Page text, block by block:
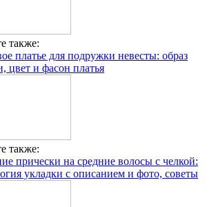
также:
платье для подружки невесты: образ
цвет и фасон платья
также:
прически на средние волосы с челкой:
укладки с описанием и фото, советы